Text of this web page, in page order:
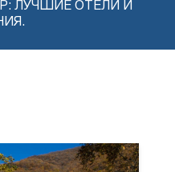
ЛУЧШИЕ ОТЕЛИ И